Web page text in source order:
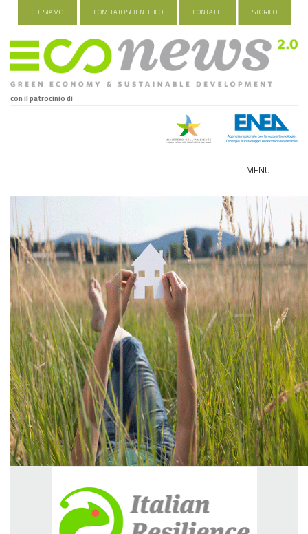
CHI SIAMO COMITATO SCIENTIFICO CONTATTI STORICO
con il patrocinio di
MENU
ECO-NOMY
INDUSTRIA VERDE
FOOD&TRAVEL
HEALTH&WELLNESS
GREEN TECH
GLOCAL
ECO-EVENTI
ECOINCENTRIAMOCI